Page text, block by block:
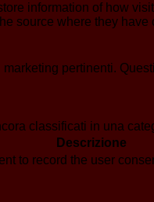
information of how
source where they
pertinenti.
classificati in una
Descrizione
to record the user